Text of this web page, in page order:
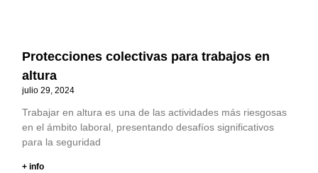
Protecciones colectivas para trabajos en
altura
julio 29, 2024
Trabajar en altura es una de las actividades más riesgosas
en el ámbito laboral, presentando desafíos significativos
para la seguridad
+ info